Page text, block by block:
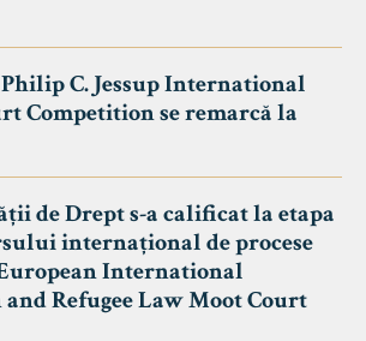
C. Jessup International
Competition se remarcă la
de Drept s-a calificat la etapa
internațional de procese
International
Refugee Law Moot Court